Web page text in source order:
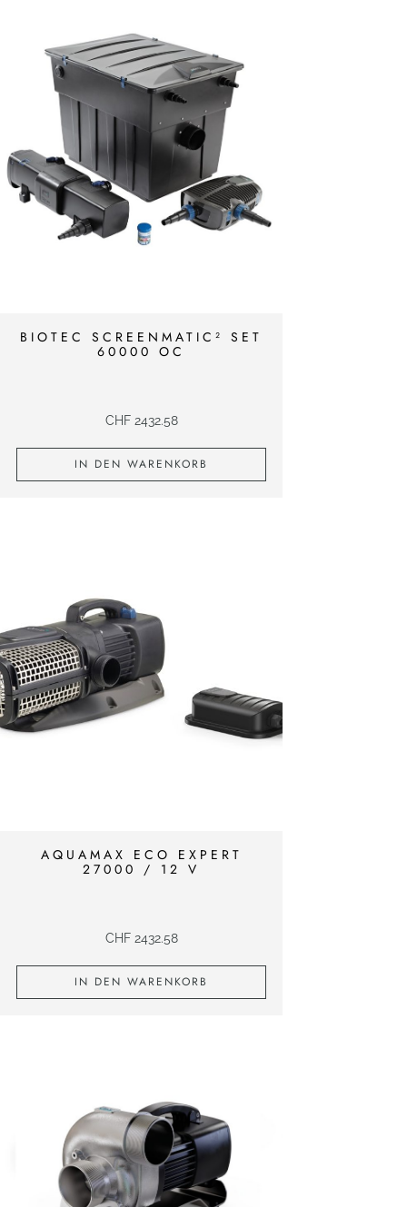
BIOTEC SCREENMATIC² SET
60000 OC
CHF2432.58
IN DEN WARENKORB
AQUAMAX ECO EXPERT
27000 / 12 V
CHF2432.58
IN DEN WARENKORB